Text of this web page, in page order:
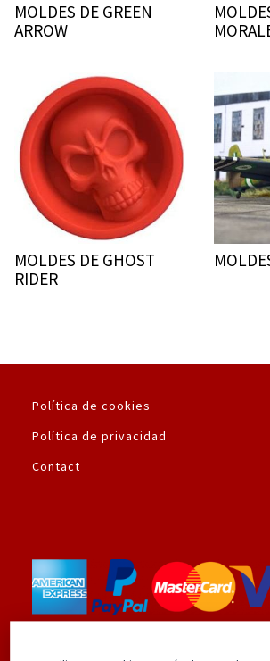
MOLDES DE GREEN
ARROW
MOLDES DE GHOST
RIDER
Política de cookies
Política de privacidad
Contact